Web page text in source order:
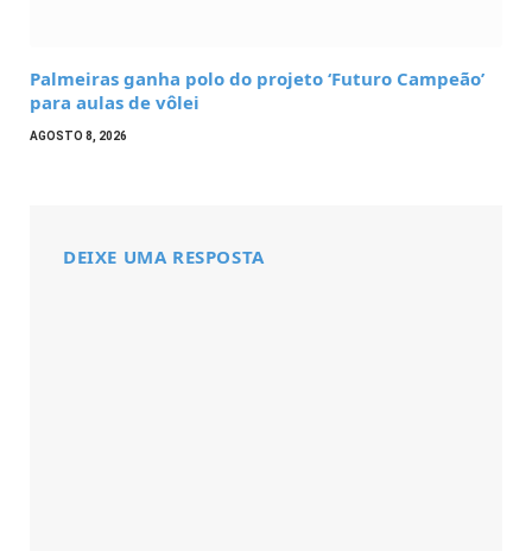
Palmeiras ganha polo do projeto ‘Futuro Campeão’
para aulas de vôlei
AGOSTO 8, 2026
DEIXE UMA RESPOSTA